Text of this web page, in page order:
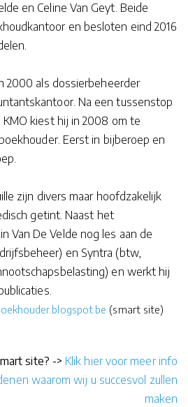
en Celine Van Geyt. Beide
en besloten eind 2016
2000 als dossierbeheerder
Na een tussenstop
kiest hij in 2008 om te
Eerst in bijberoep en
zijn divers maar hoofdzakelijk
getint. Naast het
Van De Velde nog les aan de
en Syntra (btw,
en werkt hij
(smart site)
site? -> Klik hier voor meer info
waarom wij u succesvol zullen
maken